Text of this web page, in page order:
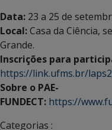
Data: 23 a 25 de
Local:Casa da Ciência,
Grande.
Inscrições para
https://link.ufms.br/
Sobre o PAE-
FUNDECT: https://
Categorias :